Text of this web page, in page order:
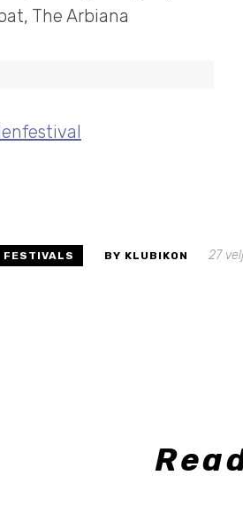
The Arbiana
FESTIVALS BY KLUBIKON 27